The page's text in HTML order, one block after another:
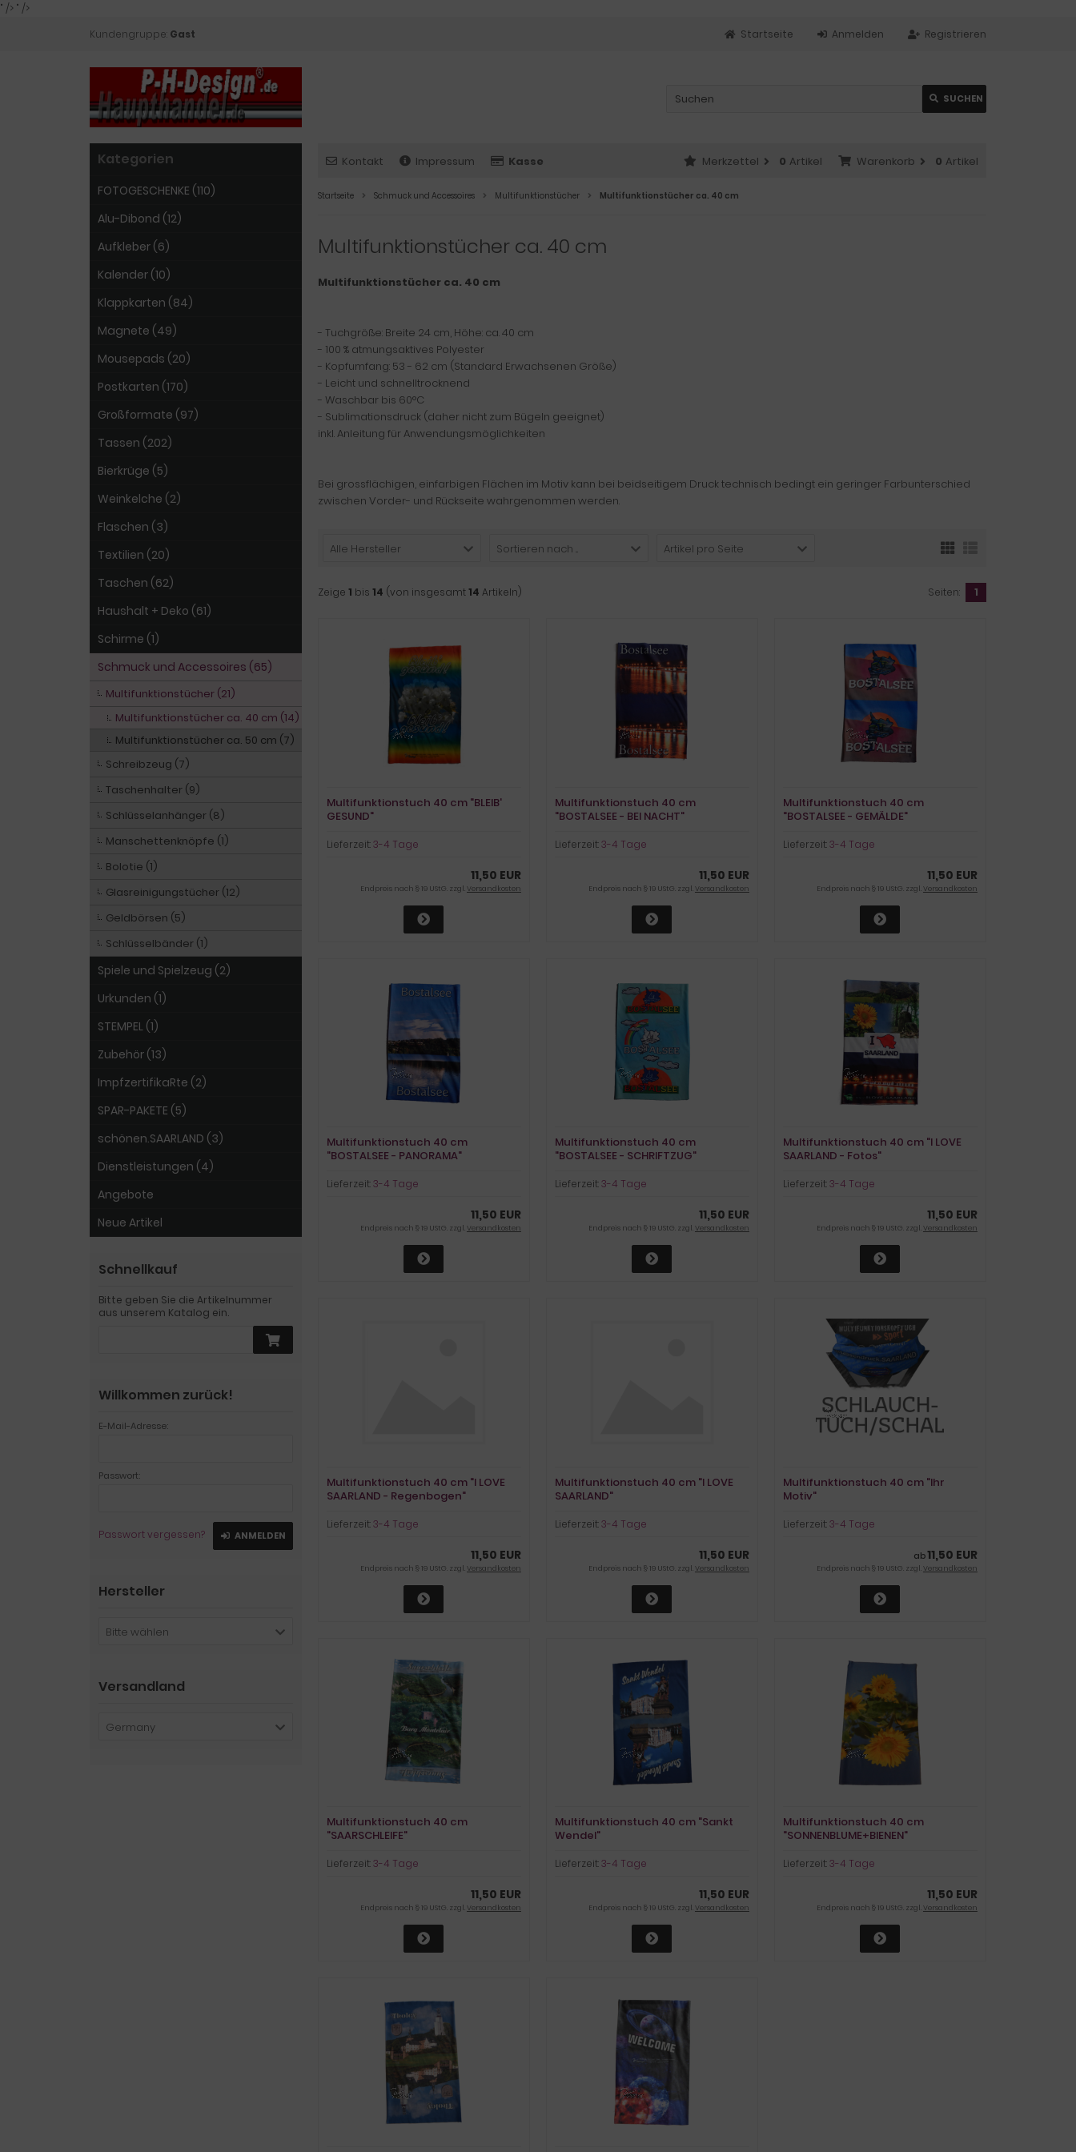
" /> " />
Kundengruppe: Gast Registrieren
Anmelden
Startseite
SUCHEN
Kontakt Impressum Kasse Warenkorb 0 Artikel
Merkzettel 0 Artikel
Startseite Schmuck und Accessoires Multifunktionstücher Multifunktionstücher ca. 40 cm
Multifunktionstücher ca. 40 cm
Multifunktionstücher ca. 40 cm
- Tuchgröße: Breite 24 cm, Höhe: ca. 40 cm
- 100 % atmungsaktives Polyester
- Kopfumfang: 53 - 62 cm (Standard Erwachsenen Größe)
- Leicht und schnelltrocknend
- Waschbar bis 60°C
- Sublimationsdruck (daher nicht zum Bügeln geeignet)
inkl. Anleitung für Anwendungsmöglichkeiten
Bei grossflächigen, einfarbigen Flächen im Motiv kann bei beidseitigem Druck technisch bedingt ein geringer Farbunterschied
zwischen Vorder- und Rückseite wahrgenommen werden.
Alle Hersteller Sortieren nach ... Artikel pro Seite
Zeige 1 bis 14 (von insgesamt14 Artikeln) Seiten: 1
Multifunktionstuch 40 cm "BLEIB'
GESUND"
Lieferzeit:3-4 Tage
11,50 EUR
Endpreis nach § 19 UStG. zzgl.Versandkosten
Multifunktionstuch 40 cm
"BOSTALSEE - BEI NACHT"
Lieferzeit:3-4 Tage
11,50 EUR
Endpreis nach § 19 UStG. zzgl.Versandkosten
Multifunktionstuch 40 cm
"BOSTALSEE - GEMÄLDE"
Lieferzeit:3-4 Tage
11,50 EUR
Endpreis nach § 19 UStG. zzgl.Versandkosten
Multifunktionstuch 40 cm
"BOSTALSEE - PANORAMA"
Lieferzeit:3-4 Tage
11,50 EUR
Endpreis nach § 19 UStG. zzgl.Versandkosten
Multifunktionstuch 40 cm
"BOSTALSEE - SCHRIFTZUG"
Lieferzeit:3-4 Tage
11,50 EUR
Endpreis nach § 19 UStG. zzgl.Versandkosten
Multifunktionstuch 40 cm "I LOVE
SAARLAND - Fotos"
Lieferzeit:3-4 Tage
11,50 EUR
Endpreis nach § 19 UStG. zzgl.Versandkosten
Multifunktionstuch 40 cm "I LOVE
SAARLAND - Regenbogen"
Lieferzeit:3-4 Tage
11,50 EUR
Endpreis nach § 19 UStG. zzgl.Versandkosten
Multifunktionstuch 40 cm "I LOVE
SAARLAND"
Lieferzeit:3-4 Tage
11,50 EUR
Endpreis nach § 19 UStG. zzgl.Versandkosten
Multifunktionstuch 40 cm "Ihr
Motiv"
Lieferzeit:3-4 Tage
ab11,50 EUR
Endpreis nach § 19 UStG. zzgl.Versandkosten
Multifunktionstuch 40 cm
"SAARSCHLEIFE"
Lieferzeit:3-4 Tage
11,50 EUR
Endpreis nach § 19 UStG. zzgl.Versandkosten
Multifunktionstuch 40 cm "Sankt
Wendel"
Lieferzeit:3-4 Tage
11,50 EUR
Endpreis nach § 19 UStG. zzgl.Versandkosten
Multifunktionstuch 40 cm
"SONNENBLUME+BIENEN"
Lieferzeit:3-4 Tage
11,50 EUR
Endpreis nach § 19 UStG. zzgl.Versandkosten
Kategorien
FOTOGESCHENKE (110)
Alu-Dibond (12)
Aufkleber (6)
Kalender (10)
Klappkarten (84)
Magnete (49)
Mousepads (20)
Postkarten (170)
Großformate (97)
Tassen (202)
Bierkrüge (5)
Weinkelche (2)
Flaschen (3)
Textilien (20)
Taschen (62)
Haushalt + Deko (61)
Schirme (1)
Schmuck und Accessoires (65)
Multifunktionstücher (21)
Multifunktionstücher ca. 40 cm (14)
Multifunktionstücher ca. 50 cm (7)
Schreibzeug (7)
Taschenhalter (9)
Schlüsselanhänger (8)
Manschettenknöpfe (1)
Bolotie (1)
Glasreinigungstücher (12)
Geldbörsen (5)
Schlüsselbänder (1)
Spiele und Spielzeug (2)
Urkunden (1)
STEMPEL (1)
Zubehör (13)
ImpfzertifikaRte (2)
SPAR-PAKETE (5)
schönen.SAARLAND (3)
Dienstleistungen (4)
Angebote
Neue Artikel
Schnellkauf
Bitte geben Sie die Artikelnummer
aus unserem Katalog ein.
Willkommen zurück!
E-Mail-Adresse:
Passwort:
Passwort vergessen? ANMELDEN
Hersteller
Bitte wählen
Versandland
Germany